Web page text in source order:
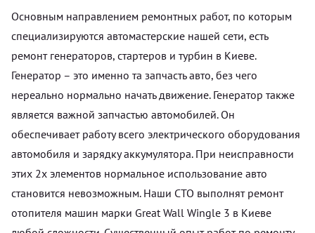
Основным направлением ремонтных работ, по которым
специализируются автомастерские нашей сети, есть
ремонт генераторов, стартеров и турбин в Киеве.
Генератор – это именно та запчасть авто, без чего
нереально нормально начать движение. Генератор также
является важной запчастью автомобилей. Он
обеспечивает работу всего электрического оборудования
автомобиля и зарядку аккумулятора. При неисправности
этих 2х элементов нормальное использование авто
становится невозможным. Наши СТО выполнят ремонт
отопителя машин марки Great Wall Wingle 3 в Киеве